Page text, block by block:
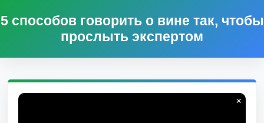
5 способов говорить о вине так, чтобы
прослыть экспертом